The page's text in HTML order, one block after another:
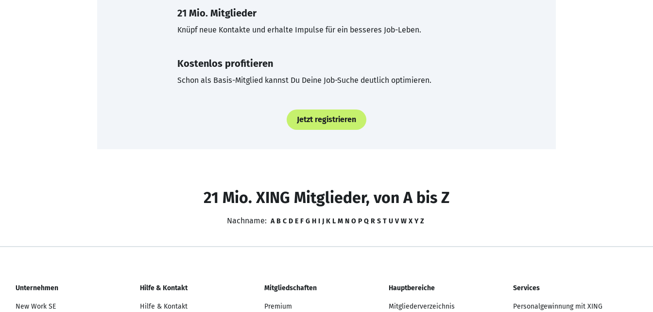
21 Mio. Mitglieder
Knüpf neue Kontakte und erhalte Impulse für ein besseres Job-Leben.
Kostenlos profitieren
Schon als Basis-Mitglied kannst Du Deine Job-Suche deutlich optimieren.
Jetzt registrieren
21 Mio. XING Mitglieder, von A bis Z
Nachname: A B C D E F G H I J K L M N O P Q R S T U V W X Y Z
Unternehmen
New Work SE
Hilfe & Kontakt
Hilfe & Kontakt
Mitgliedschaften
Premium
Hauptbereiche
Mitgliederverzeichnis
Services
Personalgewinnung mit XING